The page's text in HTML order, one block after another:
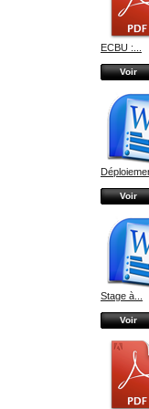
ECBU :...
Voir
Voir
Stage à...
Voir